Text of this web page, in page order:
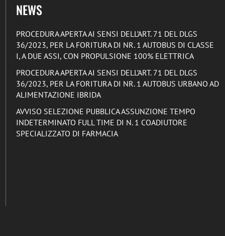
NEWS
PROCEDURA APERTA AI SENSI DELL’ART. 71 DEL DLGS
36/2023, PER LA FORITURA DI NR. 1 AUTOBUS DI CLASSE
I, A DUE ASSI, CON PROPULSIONE 100% ELETTRICA
PROCEDURA APERTA AI SENSI DELL’ART. 71 DEL DLGS
36/2023, PER LA FORITURA DI NR. 1 AUTOBUS URBANO AD
ALIMENTAZIONE IBRIDA
AVVISO SELEZIONE PUBBLICA ASSUNZIONE TEMPO
INDETERMINATO FULL TIME DI N. 1 COADIUTORE
SPECIALIZZATO DI FARMACIA